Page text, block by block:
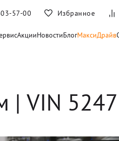
АкцииНовостиБлогМаксиДрайв
57-00 Избранное
| VIN 5247